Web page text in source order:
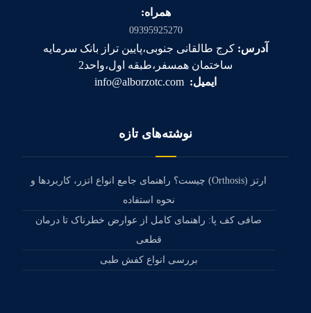
همراه:
09395925270
آدرس: کرج طالقانی جنوبی،پایین تراز بانک سرمایه
ساختمان همسفر،طبقه اول،واحد2
ایمیل:
نوشته‌های تازه
ارتز (Orthosis) چیست؟ راهنمای جامع انواع اتزر، کاربردها و
نحوه استفاده
صافی کف پا: راهنمای کامل از عوارض خطرناک تا درمان
قطعی
بررسی انواع کفش طبی